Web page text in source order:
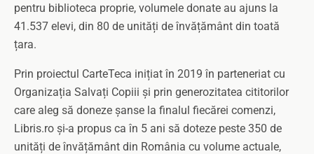
pentru biblioteca proprie, volumele donate au ajuns la
41.537 elevi, din 80 de unități de învățământ din toată
țara.
Prin proiectul CarteTeca inițiat în 2019 în parteneriat cu
Organizația Salvați Copiii și prin generozitatea cititorilor
care aleg să doneze șanse la finalul fiecărei comenzi,
Libris.ro și-a propus ca în 5 ani să doteze peste 350 de
unități de învățământ din România cu volume actuale,